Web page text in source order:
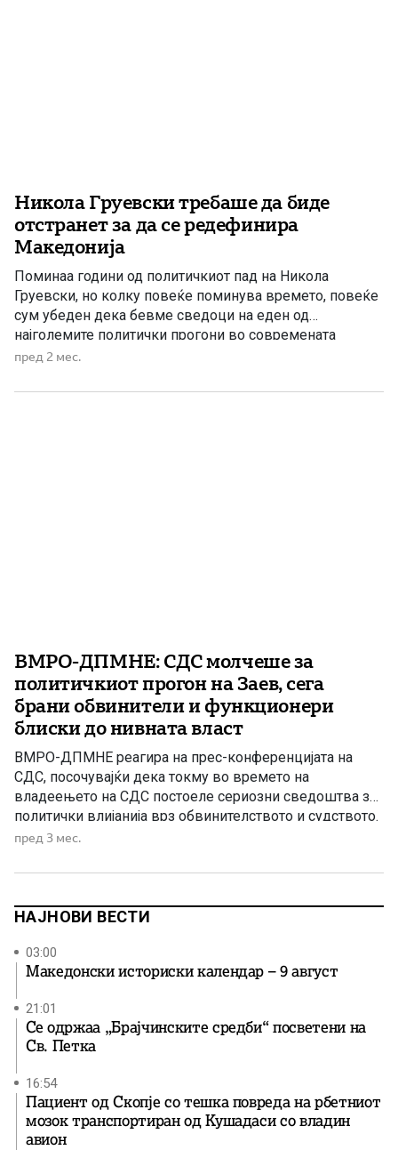
Никола Груевски требаше да биде
отстранет за да се редефинира
Македонија
Поминаа години од политичкиот пад на Никола
Груевски, но колку повеќе поминува времето, повеќе
сум убеден дека бевме сведоци на еден од
најголемите политички прогони во современата
македонска историја, чија крајна цел беше промена на
сомнеж кај јавноста отвори и неодамнешното
пред 2 мес.
ВМРО-ДПМНЕ: СДС молчеше за
политичкиот прогон на Заев, сега
брани обвинители и функционери
блиски до нивната власт
ВМРО-ДПМНЕ реагира на прес-конференцијата на
СДС, посочувајќи дека токму во времето на
владеењето на СДС постоеле сериозни сведоштва за
политички влијанија врз обвинителството и судството.
Според партијата, обвинителката Лејла Кадриу од
Радмила Шеќеринска навечер оделе во канцелариите
Бубевски, Фатиме […]
пред 3 мес.
НАЈНОВИ ВЕСТИ
03:00
Македонски историски календар – 9 август
21:01
Се одржаа „Брајчинските средби“ посветени на
Св. Петка
16:54
Пациент од Скопје со тешка повреда на рбетниот
мозок транспортиран од Кушадаси со владин
авион